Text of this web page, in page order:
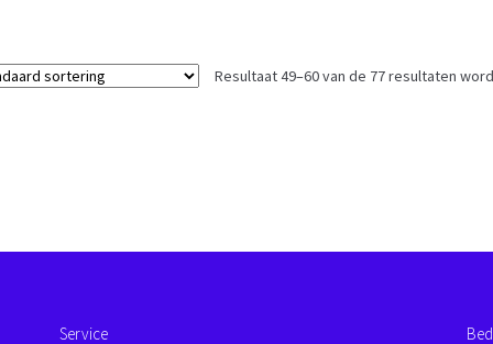
Resultaat 49–60 van de 77 resultaten
Service